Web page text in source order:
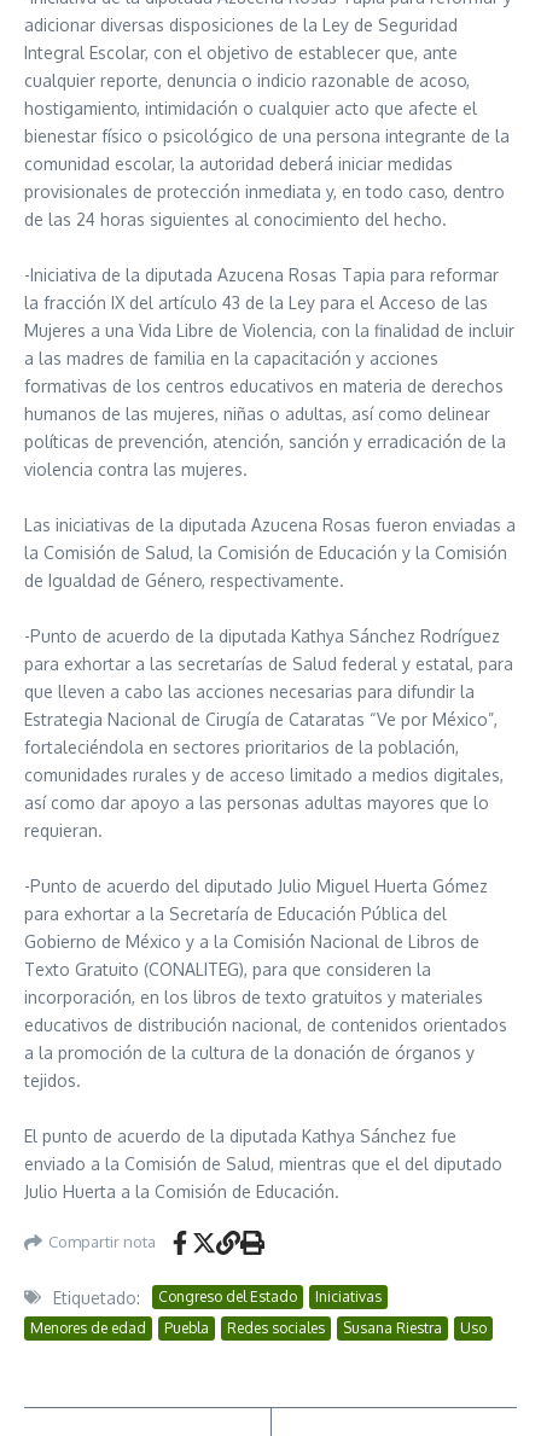
adicionar diversas disposiciones de la Ley de Seguridad
Integral Escolar, con el objetivo de establecer que, ante
cualquier reporte, denuncia o indicio razonable de acoso,
hostigamiento, intimidación o cualquier acto que afecte el
bienestar físico o psicológico de una persona integrante de la
comunidad escolar, la autoridad deberá iniciar medidas
provisionales de protección inmediata y, en todo caso, dentro
de las 24 horas siguientes al conocimiento del hecho.
-Iniciativa de la diputada Azucena Rosas Tapia para reformar
la fracción IX del artículo 43 de la Ley para el Acceso de las
Mujeres a una Vida Libre de Violencia, con la finalidad de incluir
a las madres de familia en la capacitación y acciones
formativas de los centros educativos en materia de derechos
humanos de las mujeres, niñas o adultas, así como delinear
políticas de prevención, atención, sanción y erradicación de la
violencia contra las mujeres.
Las iniciativas de la diputada Azucena Rosas fueron enviadas a
la Comisión de Salud, la Comisión de Educación y la Comisión
de Igualdad de Género, respectivamente.
-Punto de acuerdo de la diputada Kathya Sánchez Rodríguez
para exhortar a las secretarías de Salud federal y estatal, para
que lleven a cabo las acciones necesarias para difundir la
Estrategia Nacional de Cirugía de Cataratas “Ve por México”,
fortaleciéndola en sectores prioritarios de la población,
comunidades rurales y de acceso limitado a medios digitales,
así como dar apoyo a las personas adultas mayores que lo
requieran.
-Punto de acuerdo del diputado Julio Miguel Huerta Gómez
para exhortar a la Secretaría de Educación Pública del
Gobierno de México y a la Comisión Nacional de Libros de
Texto Gratuito (CONALITEG), para que consideren la
incorporación, en los libros de texto gratuitos y materiales
educativos de distribución nacional, de contenidos orientados
a la promoción de la cultura de la donación de órganos y
tejidos.
El punto de acuerdo de la diputada Kathya Sánchez fue
enviado a la Comisión de Salud, mientras que el del diputado
Julio Huerta a la Comisión de Educación.
Compartir nota
Etiquetado: Congreso del Estado
Iniciativas
Menores de edad
Puebla Redes sociales Susana Riestra Uso